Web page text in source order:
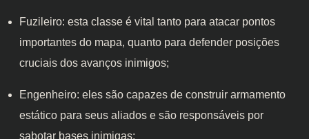
Fuzileiro: esta classe é vital tanto para atacar pontos
importantes do mapa, quanto para defender posições
cruciais dos avanços inimigos;
Engenheiro: eles são capazes de construir armamento
estático para seus aliados e são responsáveis por
sabotar bases inimigas;